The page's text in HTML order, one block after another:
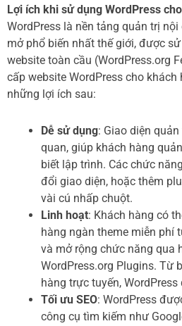
Lợi ích khi sử dụng WordPress
WordPress là nền tảng quản trị
mở phổ biến nhất thế giới, được
website toàn cầu (WordPress.org
cấp website WordPress cho
những lợi ích sau:
Dễ sử dụng: Giao diện
quan, giúp khách hàng
biết lập trình. Các chức
đổi giao diện, hoặc thêm
vài cú nhấp chuột.
Linh hoạt: Khách hàng có
hàng ngàn theme miễn phí
và mở rộng chức năng qua
WordPress.org Plugins. Từ
hàng trực tuyến,
Tối ưu SEO: WordPress
công cụ tìm kiếm như